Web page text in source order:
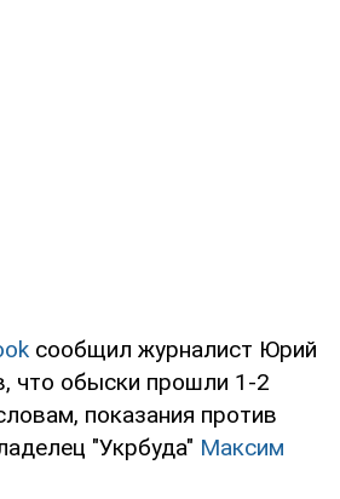
сообщил журналист Юрий
что обыски прошли 1-2
показания против
"Укрбуда" Максим